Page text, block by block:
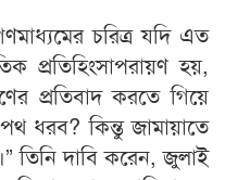
চরিত্র যদি এত
প্রতিহিংসাপরায়ণ হয়,
প্রতিবাদ করতে গিয়ে
ধরব? কিন্তু জামায়াতে
তিনি দাবি করেন, জুলাই